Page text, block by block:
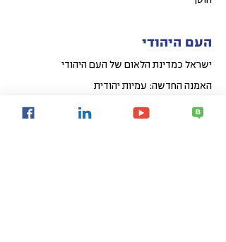
העם היהודי
ישראל כמדינת הלאום של העם היהודי
האמנה החדשה: עמיות יהודית
ישראלים בתפוצות